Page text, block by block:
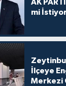
AK
mi
İlçeye
Merkezi